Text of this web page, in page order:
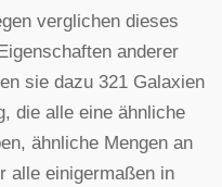
verglichen dieses
anderer
sie dazu 321 Galaxien
die alle eine ähnliche
ähnliche Mengen an
alle einigermaßen in